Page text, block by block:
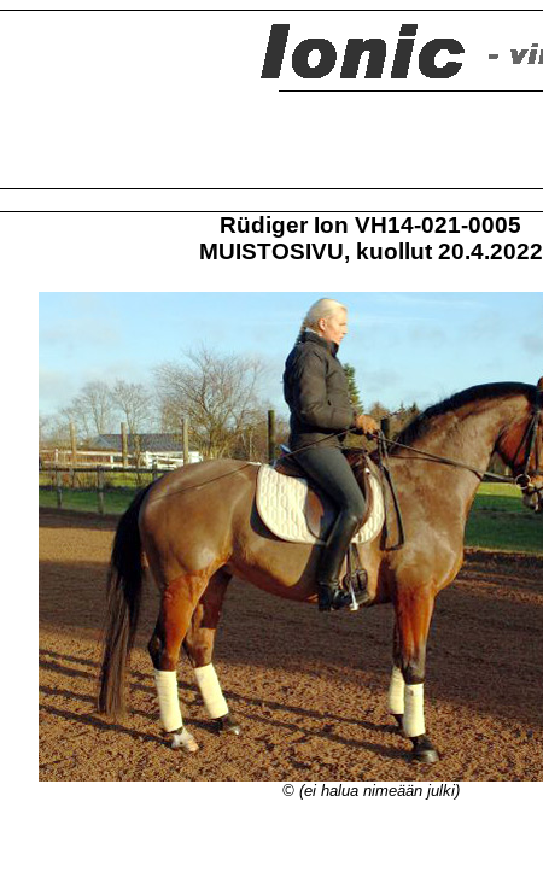
Rüdiger Ion VH14-021-0005
MUISTOSIVU, kuollut 20.4.2022
© (ei halua nimeään julki)